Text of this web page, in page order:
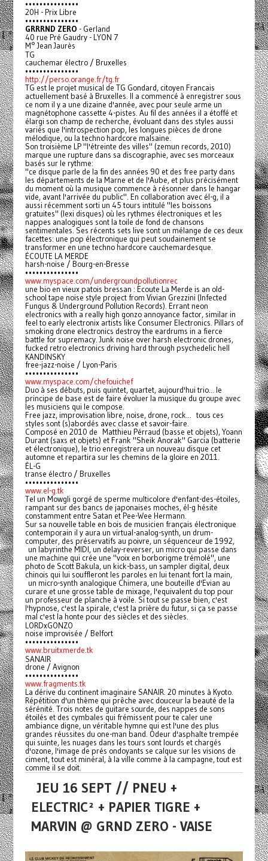
•••••••••••••••
20H - Prix Libre
•••••••••••••••
GRRRND ZERO - Gerland
40 rue Pré Gaudry - LYON 7
M° Jean Jaurès
TG
cauchemar électro / Bruxelles
•••••••••••••••
http://perso.orange.fr/tg.fr
TG est le projet musical de TG Gondard, citoyen Francais
actuellement basé à Bruxelles. Il a commencé à enregistrer sous
ce nom il y a une dizaine d'année, avec pour seule arme un
magnétophone cassette 4-pistes. Au fil des années il a étoffé et
élargi son champ de recherche, évoluant dans des styles aussi
variés que l'introspection pop, les longues pièces de drone
mélodique, ou la techno hardcore malsaine.
Son troisième LP "l'étreinte des villes" (zemun records, 2010)
marque une rupture dans sa discographie, avec ses morceaux
basés sur le rythme:
"ce disque parle de la fin des années 90 et des free party dans
les départements de la Marne et de l'Aube, et plus précisément
du moment où la musique commence à résonner dans le hangar
vide, avant l'arrivée du public". En collaboration avec él-g, il a
aussi récemment sorti un 45 tours intitulé "les boissons
gratuites" (lexi disques) où les rythmes électroniques et les
nappes analogiques sont la toile de fond de chansons
sentimentales. Ses récents sets live sont un mélange de ces deux
facettes: une pop électronique qui peut soudainement se
transformer en une techno hardcore cauchemardesque.
ÉCOUTE LA MERDE
harsh-noise / Bourg-en-Bresse
•••••••••••••••
www.myspace.com/undergroundpollutionrec
une bio en vieux patois bressan : Ecoute La Merde is an old-
school tape noise style project from Vivian Grezzini (Infected
Fungus & Underground Pollution Records). Errant neon
electronics with a really high gonzo annoyance factor, similar in
feel to early electronix artists like Consumer Electronics. Pillars of
smoking drone electronics destroy the eardrums in a fierce
battle for supremacy. Junk noise over harsh electronic drones,
fucked retro electronics driving hard through psychedelic hell
KANDINSKY
free-jazz-noise / Lyon-Paris
•••••••••••••••
www.myspace.com/chefouichef
Duo à ses débuts, puis quintet, quartet, aujourd'hui trio... le
principe de base est de faire évoluer la musique du groupe avec
les musiciens qui le compose.
Free jazz, improvisation libre, noise, drone, rock... tous ces
styles sont (s)abordés avec classe et savoir-faire.
Composé en 2010 de Matthieu Pérraud (basse et objets), Yoann
Durant (saxs et objets) et Frank "Sheik Anorak" Garcia (batterie
et électronique), le trio enregistrera un nouveau disque cet
automne et repartira sur les chemins de la gloire en 2011.
ÉL-G
transe électro / Bruxelles
•••••••••••••••
www.el-g.tk
Tel un Mowgli gorgé de sperme multicolore d'enfant-des-étoiles,
rampant sur des bancs de japonaises moches, él-g hésite
constamment entre Satan et Pee-Wee Hermann.
Sur sa nouvelle table en bois de musicien français électronique
contemporain il y aura un virtual-analog-synth, un drum-
computer, des préservatifs au poivre, un séquenceur de 1992,
un labyrinthe MIDI, un delay-reverser, un micro qui passe dans
une machine qui crée une "voix en borborigme trémolé", une
photo de Scott Bakula, un kick-bass, un sampler digital, deux
chinois qui lui souffleront les paroles en lui tenant fort la main,
un micro-synth analogique Chimera, une bouteille d'Evian au
curare et une grosse table de mixage, l'equivalent du top pour
un professeur de planche à voile. Si tout se passe bien, c'est
l'hypnose, c'est la spirale, c'est la prière du futur, si ça se passe
mal c'est la honte pour des siècles et des siècles.
LORDxGONZO
noise improvisée / Belfort
•••••••••••••••
www.bruitxmerde.tk
SANAIR
drone / Avignon
•••••••••••••••
www.fragments.tk
La dérive du continent imaginaire SANAIR. 20 minutes à Kyoto.
Répétition d'un thème qui prêche avec douceur la beauté de la
sérénité. Trois notes de guitare sourde, des nappes de sons
étoilés et des cymbales qui frémissent pour te caler une
ambiance digne, un véritable hymne qui est l'une des plus
grandes réussites du one-man band. Odeur d'asphalte trempée
qui suinte, les nuages dans les tours sont lourds et chargés
d'ozone, l'image de prés ondoyants se calque sur les visions de
ciment, tout est minéral, à la ville comme à la campagne, tout est
comme il se doit.
JEU 16 SEPT // PNEU +
ELECTRIC² + PAPIER TIGRE +
MARVIN @ GRND ZERO - VAISE